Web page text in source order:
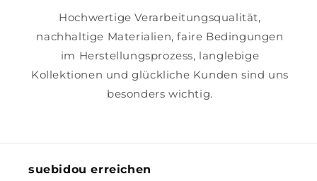
Hochwertige Verarbeitungsqualität,
nachhaltige Materialien, faire Bedingungen
im Herstellungsprozess, langlebige
Kollektionen und glückliche Kunden sind uns
besonders wichtig.
suebidou erreichen